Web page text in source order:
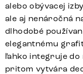
alebo obývacej
ale aj nenáročná
dlhodobé
elegantnému
ľahko integruje do
pritom vytvára